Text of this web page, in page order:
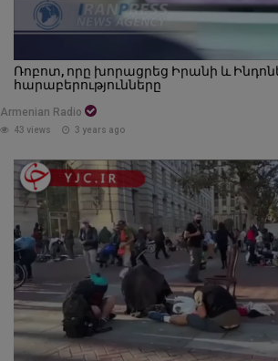
Ռոբոտ, որը խորացրեց Իրանի և
հարաբերությունները
Armenian Radio
43 views 3 years ago